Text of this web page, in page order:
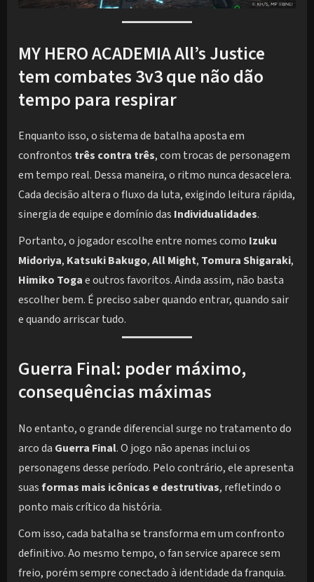
MY HERO ACADEMIA All’s Justice
tem combates 3v3 que não dão
tempo para respirar
Enquanto isso, o sistema de batalha aposta em
confrontos três contra três, com trocas de personagem
em tempo real. Dessa maneira, o ritmo nunca desacelera.
Cada decisão altera o fluxo da luta, exigindo leitura rápida,
sinergia de equipe e domínio das Individualidades.
Portanto, o jogador escolhe entre nomes como Izuku
Midoriya, Katsuki Bakugo,All Might, Tomura Shigaraki,
Himiko Togae outros favoritos. Ainda assim, não basta
escolher bem. É preciso saber quando entrar, quando sair
e quando arriscar tudo.
Guerra Final: poder máximo,
consequências máximas
No entanto, o grande diferencial surge no tratamento do
arco da Guerra Final. O jogo não apenas inclui os
personagens desse período. Pelo contrário, ele apresenta
suasformas mais icônicas e destrutivas, refletindo o
ponto mais crítico da história.
Com isso, cada batalha se transforma em um confronto
definitivo. Ao mesmo tempo, o fan service aparece sem
freio, porém sempre conectado à identidade da franquia.